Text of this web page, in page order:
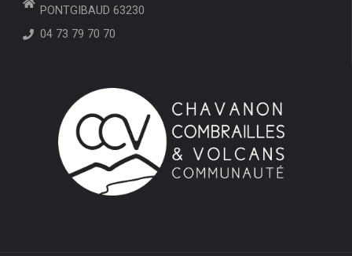
PONTGIBAUD 63230
04 73 79 70 70